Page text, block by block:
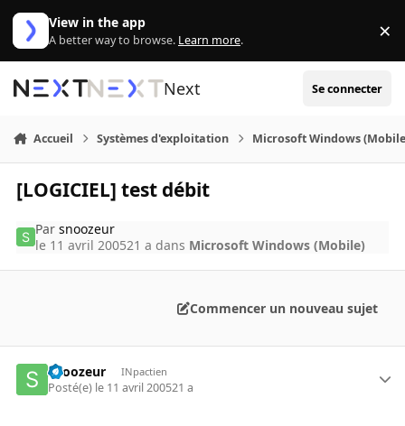
Aller au contenu
View in the app
A better way to browse. Learn more. ×
Next Se connecter
Accueil Systèmes d'exploitation Microsoft Windows
[LOGICIEL] test débit
Parsnoozeur
le 11 avril 200521 a dans Microsoft Windows (Mobile)
Commencer un nouveau sujet
snoozeur INpactien
Posté(e) le 11 avril 200521 a